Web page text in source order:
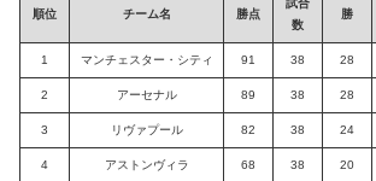
順位 チーム名 勝点
試合
数
勝
1 マンチェスター・シティ 91 38 28
2 アーセナル 89 38 28
3 リヴァプール 82 38 24
4 アストンヴィラ 68 38 20